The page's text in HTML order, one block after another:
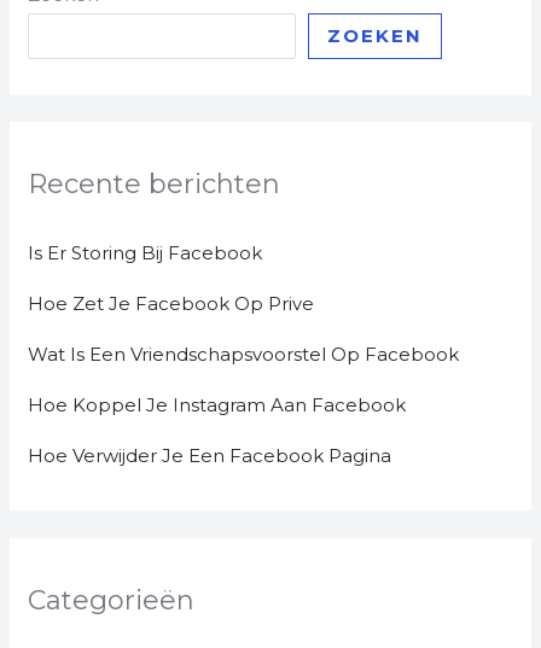
ZOEKEN
Recente berichten
Is Er Storing Bij Facebook
Hoe Zet Je Facebook Op Prive
Wat Is Een Vriendschapsvoorstel Op Facebook
Hoe Koppel Je Instagram Aan Facebook
Hoe Verwijder Je Een Facebook Pagina
Categorieën